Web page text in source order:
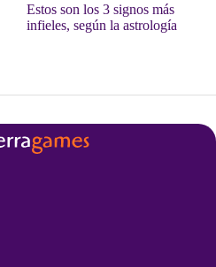
Estos son los 3 signos más
infieles, según la astrología